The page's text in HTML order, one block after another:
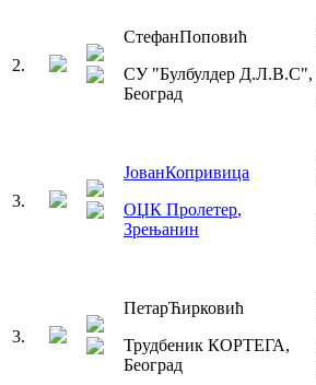
2.
СтефанПоповић
СУ "Булбулдер Д.Л.В.С",
Београд
3.
ЈованКопривица
ОЏК Пролетер,
Зрењанин
3.
ПетарЋирковић
Трудбеник КОРТЕГА,
Београд